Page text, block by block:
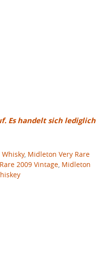
Es handelt sich lediglich
, Midleton Very Rare
2009 Vintage, Midleton